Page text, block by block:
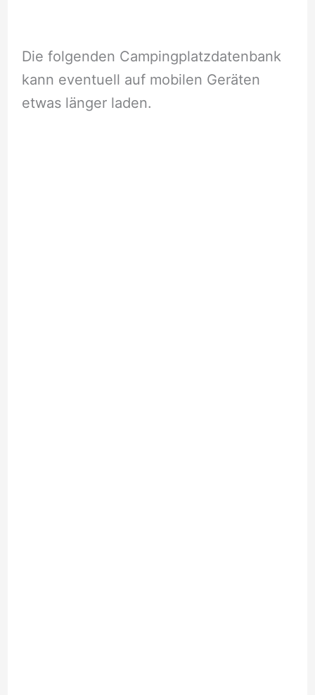
Die folgenden Campingplatzdatenbank
kann eventuell auf mobilen Geräten
etwas länger laden.